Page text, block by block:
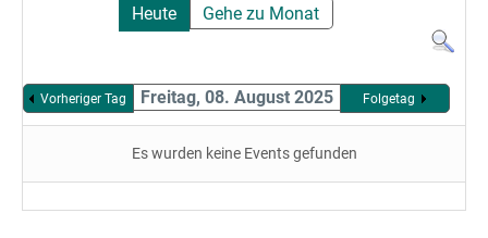
Heute
Gehe zu Monat
Vorheriger Tag Freitag, 08. August 2025 Folgetag
Es wurden keine Events gefunden